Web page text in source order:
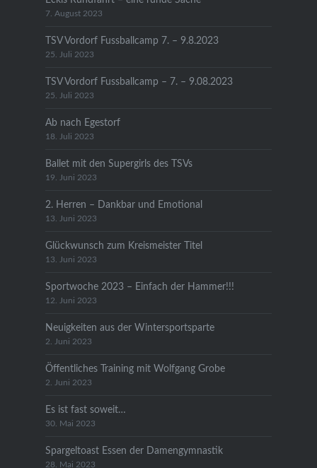
7. August 2023
TSV Vordorf Fussballcamp 7. – 9.8.2023
25. Juli 2023
TSV Vordorf Fussballcamp – 7. – 9.08.2023
25. Juli 2023
Ab nach Egestorf
18. Juli 2023
Ballet mit den Supergirls des TSVs
19. Juni 2023
2. Herren – Dankbar und Emotional
13. Juni 2023
Glückwunsch zum Kreismeister Titel
13. Juni 2023
Sportwoche 2023 – Einfach der Hammer!!!
12. Juni 2023
Neuigkeiten aus der Wintersportsparte
2. Juni 2023
Öffentliches Training mit Wolfgang Grobe
2. Juni 2023
Es ist fast soweit…
30. Mai 2023
Spargeltoast Essen der Damengymnastik
28. Mai 2023